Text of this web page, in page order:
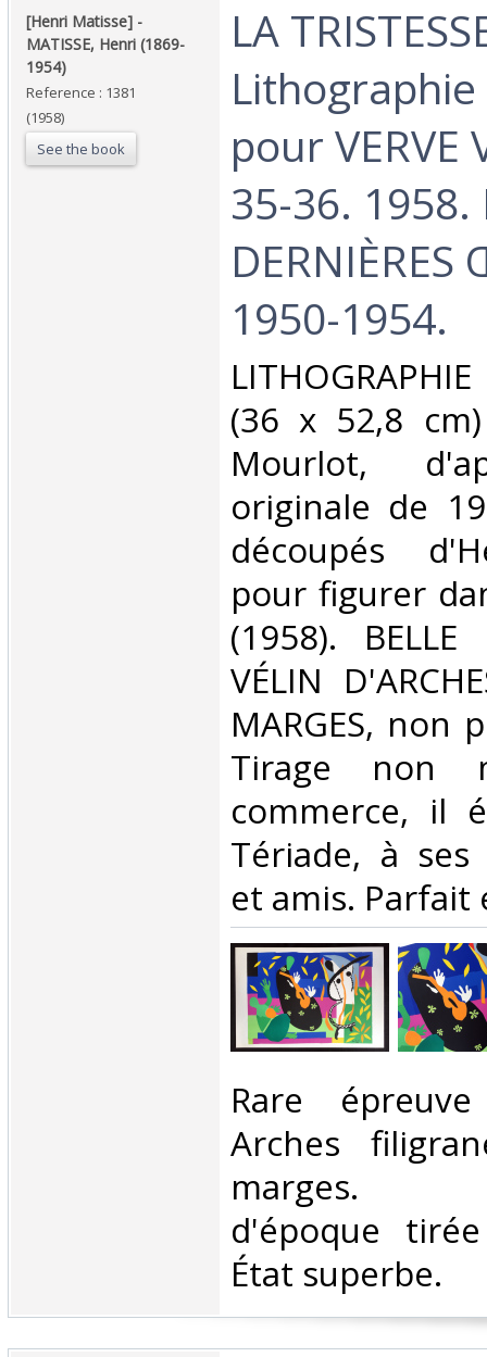
‎[Henri Matisse] - ‎
‎MATISSE, Henri (1869-
1954)‎
Reference : 1381
(1958)
See the book
‎LA
pour VERVE
35-36. 1958.
DERNIÈRES
1950-1954.‎
(36 x 52,8
Mourlot,
originale de
découpés
pour figurer
(1958). BELLE
VÉLIN
MARGES, non
Tirage non
commerce, il
Tériade, à ses
et amis. Parfait
‎Rare
Arches
marges.
d'époque
État superbe.‎